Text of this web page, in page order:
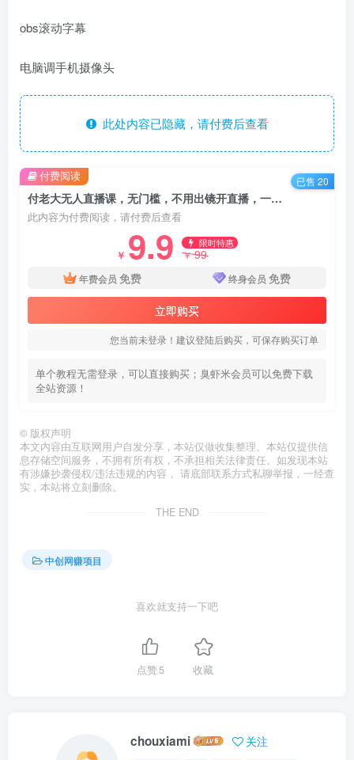
obs滚动字幕
电脑调手机摄像头
此处内容已隐藏，请付费后查看
付老大无人直播课，无门槛，不用出镜开直播，一天100+
此内容为付费阅读，请付费后查看
￥ 9.9 限时特惠
￥99
年费会员 免费 终身会员 免费
立即购买
您当前未登录！建议登陆后购买，可保存购买订单
单个教程无需登录，可以直接购买；臭虾米会员可以免费下载
全站资源！
付费阅读 已售 20
© 版权声明
本文内容由互联网用户自发分享，本站仅做收集整理。本站仅提供信
息存储空间服务，不拥有所有权，不承担相关法律责任。如发现本站
有涉嫌抄袭侵权/违法违规的内容， 请底部联系方式私聊举报，一经查
实，本站将立刻删除。
THE END
中创网赚项目
喜欢就支持一下吧
点赞5 收藏
chouxiami 关注